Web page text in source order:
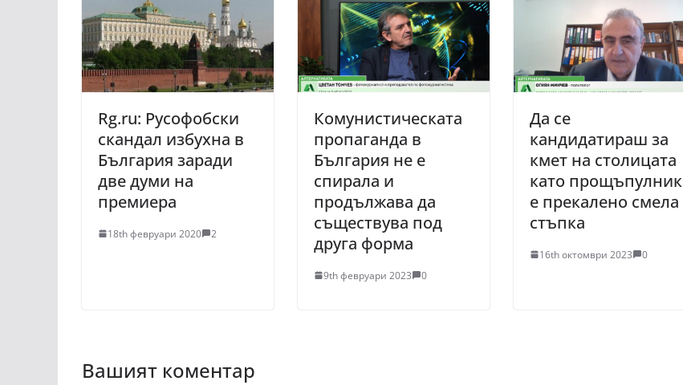
Rg.ru: Русофобски
скандал избухна в
България заради
две думи на
премиера
18th февруари 2020 2
Комунистическата
пропаганда в
България не е
спирала и
продължава да
съществува под
друга форма
9th февруари 2023 0
Да се
кандидатираш за
кмет на столицата
като прощъпулник
е прекалено смела
стъпка
16th октомври 2023 0
Вашият коментар